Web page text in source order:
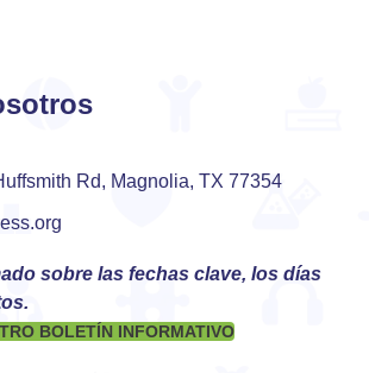
Rd, Magnolia, TX 77354
sobre las fechas clave, los días
BOLETÍN INFORMATIVO